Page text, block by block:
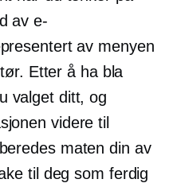
av e-
av menyen
Etter å ha bla
valget ditt, og
videre til
maten din av
til deg som ferdig